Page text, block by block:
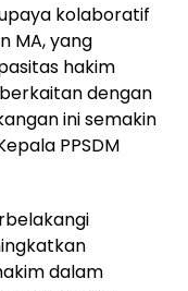
kolaboratif
MA, yang
hakim
dengan
ini semakin
PPSDM
dalam